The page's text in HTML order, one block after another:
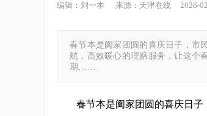
编辑：刘一本 来源：天津在线 2026-
春节本是阖家团圆的喜庆日子，市
航，高效暖心的理赔服务，让这个
期……
春节本是阖家团圆的喜庆日